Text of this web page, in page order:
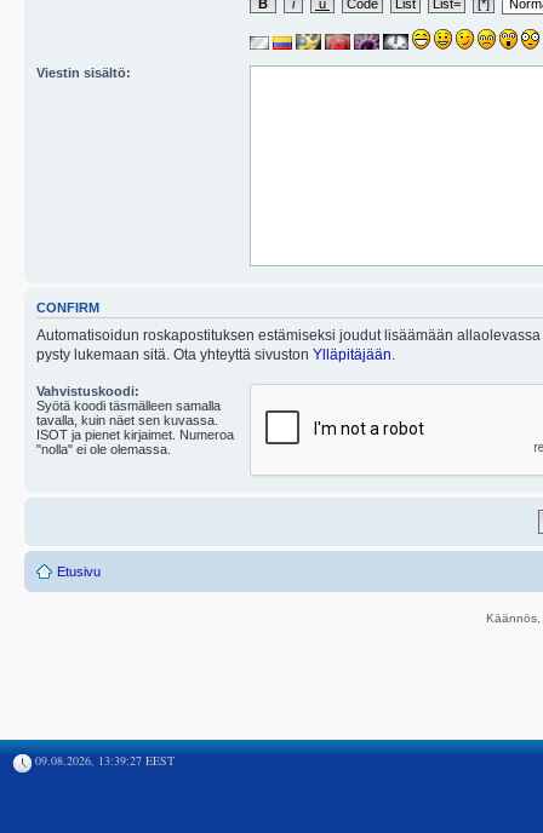
Viestin sisältö:
CONFIRM
Automatisoidun roskapostituksen estämiseksi joudut lisäämään
pysty lukemaan sitä. Ota yhteyttä sivuston Ylläpitäjään
Vahvistuskoodi:
Syötä koodi täsmälleen samalla
tavalla, kuin näet sen kuvassa.
ISOT ja pienet kirjaimet. Numeroa
"nolla" ei ole olemassa.
Etusivu
09.08.2026, 13:39:27 EEST